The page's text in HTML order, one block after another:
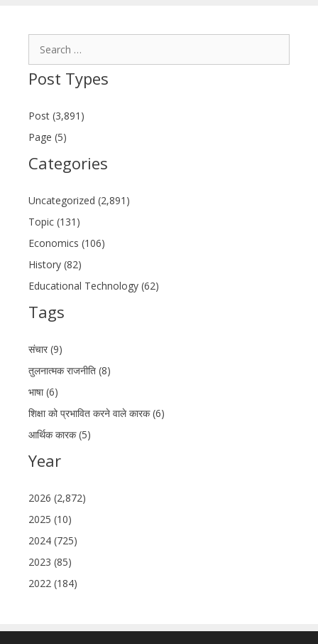
Post Types
Post (3,891)
Page (5)
Categories
Uncategorized (2,891)
Topic (131)
Economics (106)
History (82)
Educational Technology (62)
Tags
संचार (9)
तुलनात्मक राजनीति (8)
भाषा (6)
शिक्षा को प्रभावित करने वाले कारक (6)
आर्थिक कारक (5)
Year
2026 (2,872)
2025 (10)
2024 (725)
2023 (85)
2022 (184)